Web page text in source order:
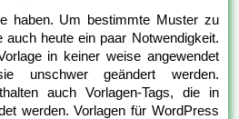
haben. Um bestimmte Muster zu
auch heute ein paar Notwendigkeit.
in keiner weise angewendet
unschwer geändert werden.
auch Vorlagen-Tags, die in
werden. Vorlagen für WordPress